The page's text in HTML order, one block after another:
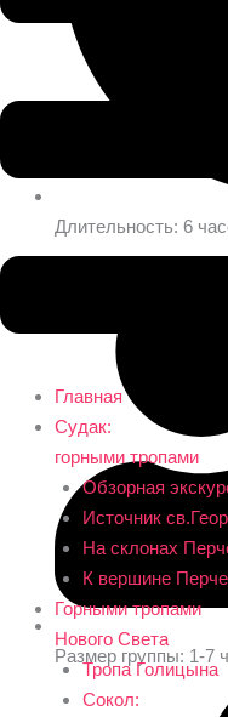
Главная
Судак:
горными тропами
Обзорная
Источник
На склонах
К вершине
Горными тропами
Нового Света
Тропа Голицына
Сокол:
Длительность: 6
Размер группы: 1-7